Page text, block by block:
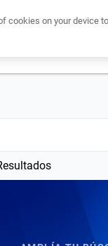
cookies on your device